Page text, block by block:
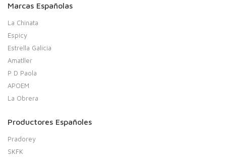
Marcas Españolas
La Chinata
Espicy
Estrella Galicia
Amatller
P D Paola
APOEM
La Obrera
Productores Españoles
Pradorey
SKFK